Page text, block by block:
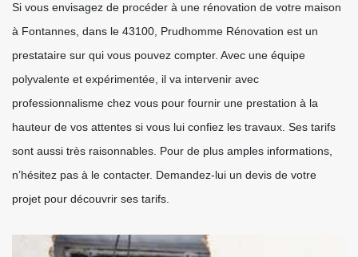
Si vous envisagez de procéder à une rénovation de votre maison
à Fontannes, dans le 43100, Prudhomme Rénovation est un
prestataire sur qui vous pouvez compter. Avec une équipe
polyvalente et expérimentée, il va intervenir avec
professionnalisme chez vous pour fournir une prestation à la
hauteur de vos attentes si vous lui confiez les travaux. Ses tarifs
sont aussi très raisonnables. Pour de plus amples informations,
n’hésitez pas à le contacter. Demandez-lui un devis de votre
projet pour découvrir ses tarifs.